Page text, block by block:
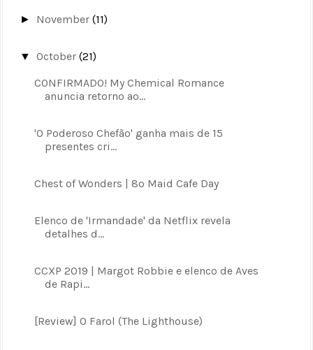
► November(11)
▼October(21)
CONFIRMADO! My Chemical Romance
anuncia retorno ao...
'O Poderoso Chefão' ganha mais de 15
presentes cri...
Chest of Wonders | 8º Maid Cafe Day
Elenco de 'Irmandade' da Netflix revela
detalhes d...
CCXP 2019 | Margot Robbie e elenco de Aves
de Rapi...
[Review] O Farol (The Lighthouse)